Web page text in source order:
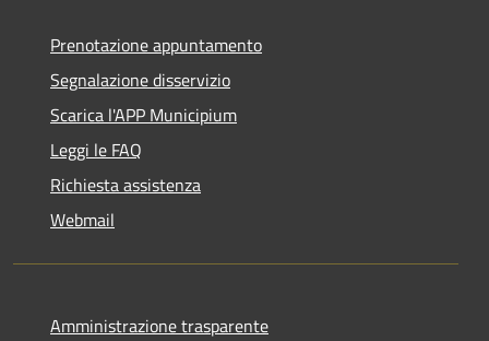
Prenotazione appuntamento
Segnalazione disservizio
Scarica l'APP Municipium
Leggi le FAQ
Richiesta assistenza
Webmail
Amministrazione trasparente